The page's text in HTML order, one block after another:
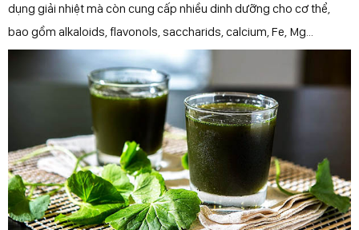
dụng giải nhiệt mà còn cung cấp nhiều dinh dưỡng cho cơ thể,
bao gồm alkaloids, flavonols, saccharids, calcium, Fe, Mg...